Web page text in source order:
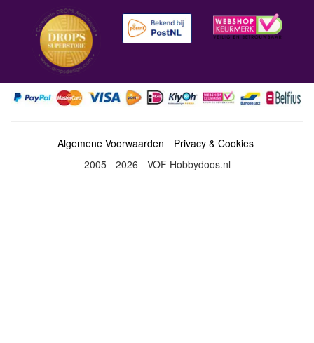
Algemene Voorwaarden
Privacy & Cookies
2005 - 2026 - VOF Hobbydoos.nl